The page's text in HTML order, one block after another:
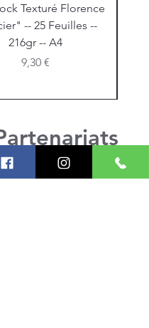
Texturé Florence
-- 25 Feuilles --
216gr -- A4
Prix
9,30 €